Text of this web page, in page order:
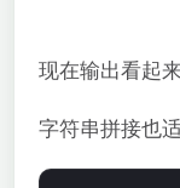
现在输出看起
字符串拼接也